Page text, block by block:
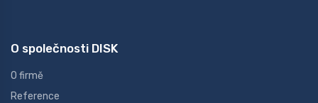
O společnosti DISK
O firmě
Reference